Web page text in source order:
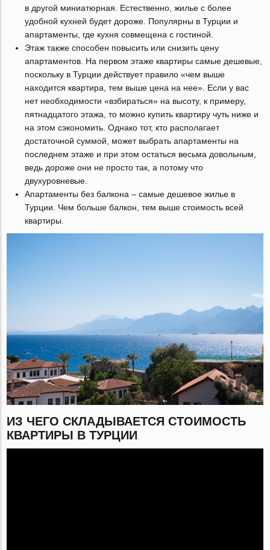
в другой миниатюрная. Естественно, жилье с более
удобной кухней будет дороже. Популярны в Турции и
апартаменты, где кухня совмещена с гостиной.
Этаж также способен повысить или снизить цену
апартаментов. На первом этаже квартиры самые дешевые,
поскольку в Турции действует правило «чем выше
находится квартира, тем выше цена на нее». Если у вас
нет необходимости «взбираться» на высоту, к примеру,
пятнадцатого этажа, то можно купить квартиру чуть ниже и
на этом сэкономить. Однако тот, кто располагает
достаточной суммой, может выбрать апартаменты на
последнем этаже и при этом остаться весьма довольным,
ведь дороже они не просто так, а потому что
двухуровневые.
Апартаменты без балкона – самые дешевое жилье в
Турции. Чем больше балкон, тем выше стоимость всей
квартиры.
ИЗ ЧЕГО СКЛАДЫВАЕТСЯ СТОИМОСТЬ
КВАРТИРЫ В ТУРЦИИ